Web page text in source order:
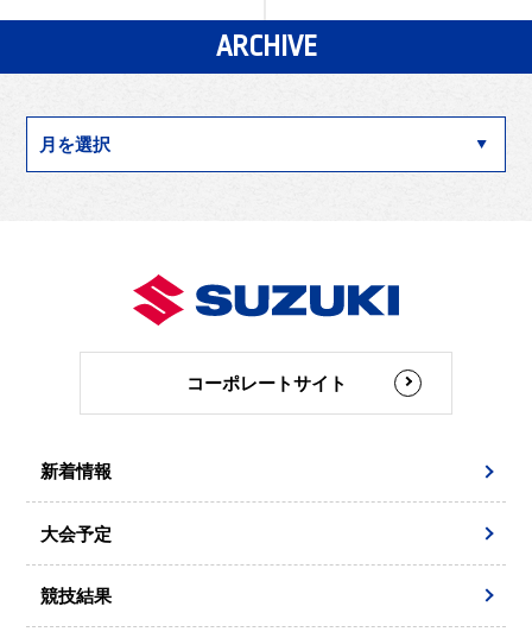
ARCHIVE
コーポレートサイト
新着情報
大会予定
競技結果